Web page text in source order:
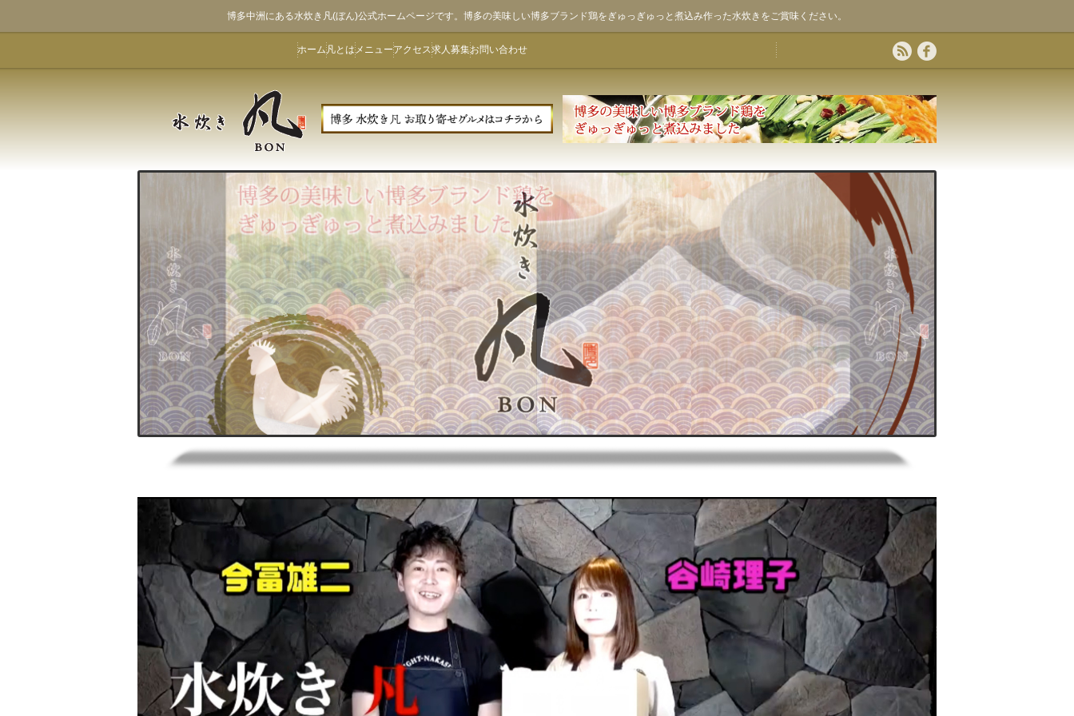
博多中洲にある水炊き凡(ぼん)公式ホームページです。博多の美味しい博多ブランド鶏をぎゅっぎゅっと煮込み作った水炊きをご賞味ください。
ホーム凡とはメニューアクセス求人募集お問い合わせ